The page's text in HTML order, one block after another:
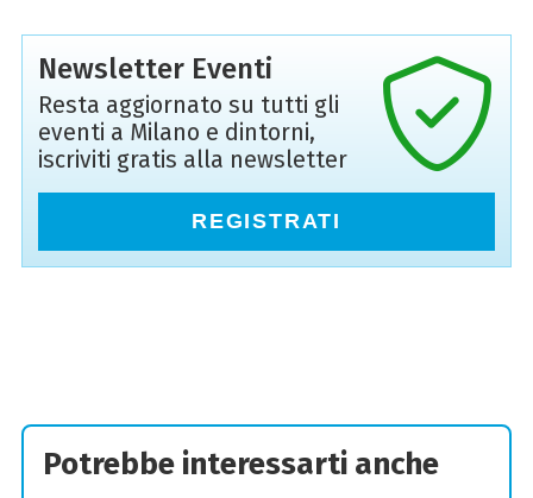
Newsletter Eventi
Resta aggiornato su tutti gli
eventi a Milano e dintorni,
iscriviti gratis alla newsletter
REGISTRATI
Potrebbe interessarti anche